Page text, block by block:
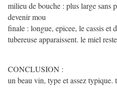
milieu de bouche : plus large sans
devenir mou
finale : longue, epicee, le cassis et
tubereuse apparaissent. le miel
CONCLUSION :
un beau vin, type et assez